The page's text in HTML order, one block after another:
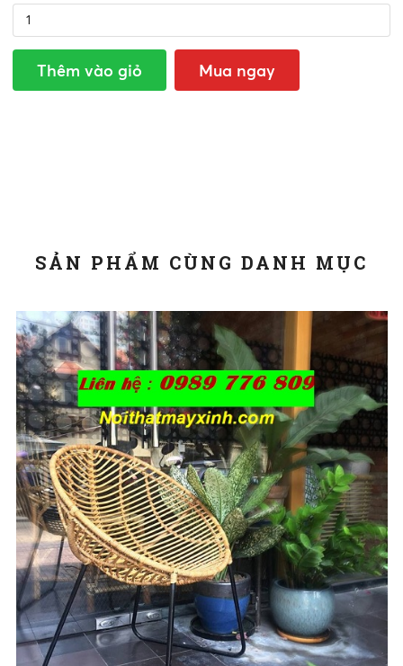
Thêm vào giỏ Mua ngay
SẢN PHẨM CÙNG DANH MỤC